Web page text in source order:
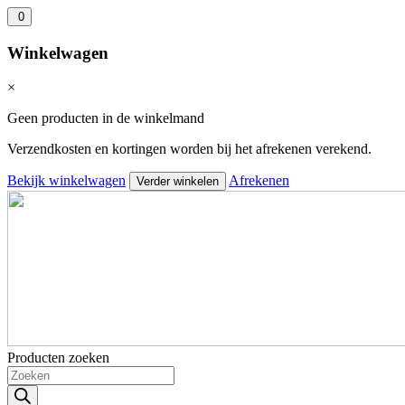
0
Winkelwagen
×
Geen producten in de winkelmand
Verzendkosten en kortingen worden bij het afrekenen verekend.
Bekijk winkelwagen Verder winkelen Afrekenen
Producten zoeken